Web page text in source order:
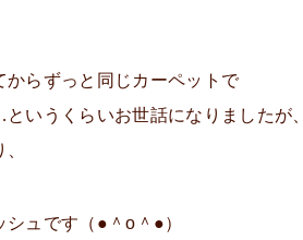
からずっと同じカーペットで
いうくらいお世話になりましたが、
ュです（●＾o＾●）